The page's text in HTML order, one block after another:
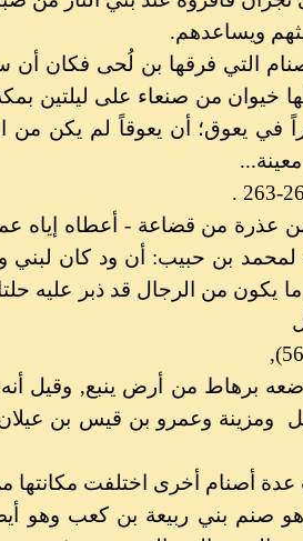
ويساعدهم.
التي فرقها بن لُحى فكان
خيوان من صنعاء على ليلتين
في يعوق؛ أن يعوقاً لم يكن من
من قضاعة - أعطاه إياه
لمحمد بن حبيب: أن ود كان
يكون من الرجال قد ذبر عليه
برهاط من أرض ينبع, وقيل
ومزينة وعمرو بن قيس بن
أصنام أخرى اختلفت مكانتها
صنم بني ربيعة بن كعب وهو